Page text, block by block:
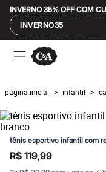
INVERNO 35% OFF COM
INVERNO35
Ofertas
Compre por
Masculino
Infantil
Calçados
Mindse7
Plus Size
Até 20% off
Até 40% off
Até 60% off
página inicial > infantil >
tênis esportivo infantil com
R$ 119,99